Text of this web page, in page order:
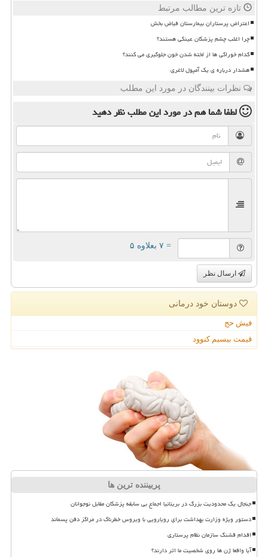
تازه ترین مطالب مرتبط
اعتراض پرستاران بیمارستان فیاض بخش
چرا اغلب چشم پزشکان عینکی هستند؟
کدام خوراکی ها از لخته شدن خون جلوگیری می کنند؟
هشدار درباره ی یک آمپول لاغری
نظرات بینندگان در مورد این مطلب
لطفا شما همدر مورد این مطلبنظر دهید
= ۷ بعلاوه ۵
ارسال نظر
دوستان خود درمانی
فیش حج
قیمت بیسیم کنوود
پربیننده ترین ها
جنجال یک محدودیت بزرگ در بریتانیا اجماع بی سابقه پزشکان مقابل نوجوانان
دستور ویژه وزارت بهداشت برای رویارویی با ویروس خطرناک در مراکز دفن پسماند
اقدام قشنگ سازمان نظام پرستاری
آیا واقعا ژن ها روی شخصیت ما اثر دارند؟